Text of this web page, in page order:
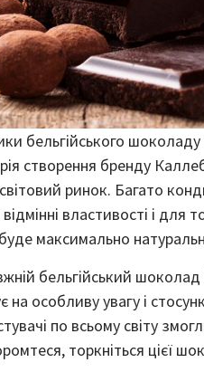
бельгійського
створення бренду
ринок. Багато
властивості і
максимально
бельгійський
на особливу увагу і
по всьому світу
торкніться цієї